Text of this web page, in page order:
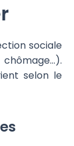
sociale
selon le